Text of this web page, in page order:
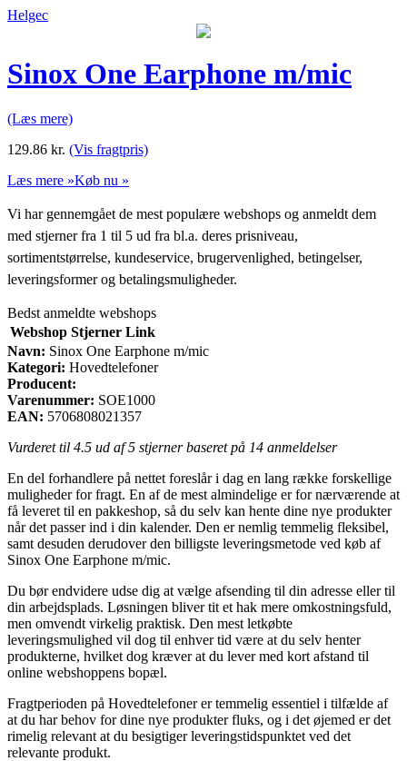
Helgec
Sinox One Earphone m/mic
(Læs mere)
129.86 kr. (Vis fragtpris)
Læs mere »Køb nu »
Vi har gennemgået de mest populære webshops og anmeldt dem
med stjerner fra 1 til 5 ud fra bl.a. deres prisniveau,
sortimentstørrelse, kundeservice, brugervenlighed, betingelser,
leveringsformer og betalingsmuligheder.
Bedst anmeldte webshops
Webshop Stjerner Link
Navn: Sinox One Earphone m/mic
Kategori: Hovedtelefoner
Producent:
Varenummer: SOE1000
EAN: 5706808021357
Vurderet til 4.5 ud af 5 stjerner baseret på 14 anmeldelser
En del forhandlere på nettet foreslår i dag en lang række forskellige
muligheder for fragt. En af de mest almindelige er for nærværende at
få leveret til en pakkeshop, så du selv kan hente dine nye produkter
når det passer ind i din kalender. Den er nemlig temmelig fleksibel,
samt desuden derudover den billigste leveringsmetode ved køb af
Sinox One Earphone m/mic.
Du bør endvidere udse dig at vælge afsending til din adresse eller til
din arbejdsplads. Løsningen bliver tit et hak mere omkostningsfuld,
men omvendt virkelig praktisk. Den mest letkøbte
leveringsmulighed vil dog til enhver tid være at du selv henter
produkterne, hvilket dog kræver at du lever med kort afstand til
online webshoppens bopæl.
Fragtperioden på Hovedtelefoner er temmelig essentiel i tilfælde af
at du har behov for dine nye produkter fluks, og i det øjemed er det
rimelig relevant at du besigtiger leveringstidspunktet ved det
relevante produkt.